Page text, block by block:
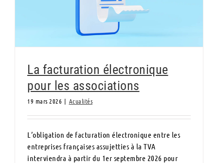
La facturation électronique
pour les associations
19 mars 2026 | Acualités
L’obligation de facturation électronique entre les
entreprises françaises assujetties à la TVA
interviendra à partir du 1er septembre 2026 pour